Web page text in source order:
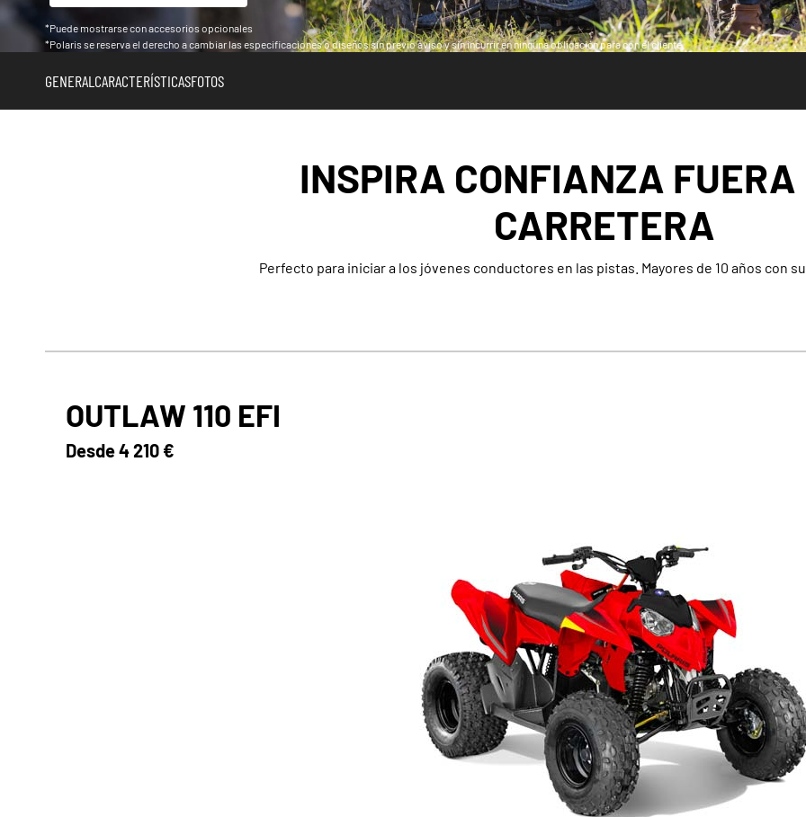
*Puede mostrarse con accesorios opcionales
*Polaris se reserva el derecho a cambiar las especificaciones o diseños sin previo aviso y sin incurrir en ninguna obligación para con el cliente.
GENERAL CARACTERÍSTICASFOTOS
INSPIRA CONFIANZA
CARRETERA
Perfecto para iniciar a los jóvenes conductores en las pistas. Mayores de 10 años con
OUTLAW 110 EFI
Desde4 210 €